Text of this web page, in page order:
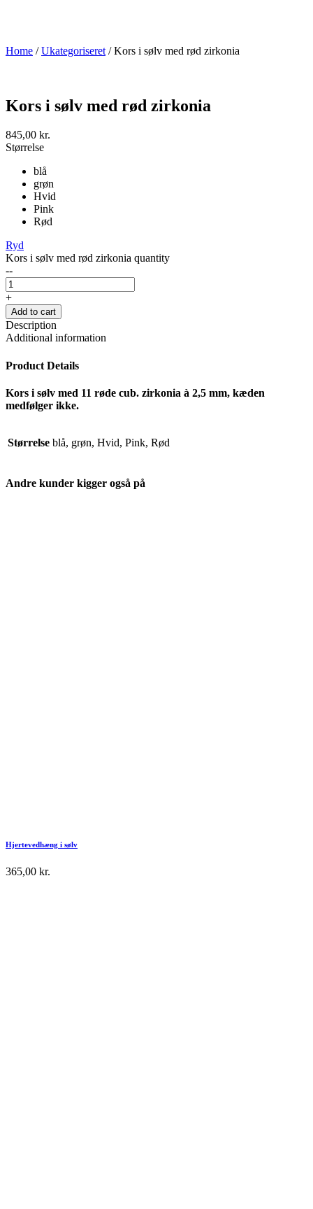
Home /Ukategoriseret / Kors i sølv med rød zirkonia
Kors i sølv med rød zirkonia
845,00 kr.
Størrelse
blå
grøn
Hvid
Pink
Rød
Ryd
Kors i sølv med rød zirkonia quantity
--
+
Add to cart
Description
Additional information
Product Details
Kors i sølv med 11 røde cub. zirkonia à 2,5 mm, kæden
medfølger ikke.
Størrelse blå, grøn, Hvid, Pink, Rød
Andre kunder kigger også på
Hjertevedhæng i sølv
365,00 kr.